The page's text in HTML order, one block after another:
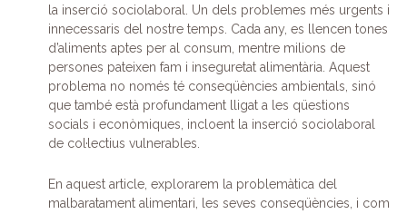
la inserció sociolaboral. Un dels problemes més urgents i
innecessaris del nostre temps. Cada any, es llencen tones
d’aliments aptes per al consum, mentre milions de
persones pateixen fam i inseguretat alimentària. Aquest
problema no només té conseqüències ambientals, sinó
que també està profundament lligat a les qüestions
socials i econòmiques, incloent la inserció sociolaboral
de col·lectius vulnerables.
En aquest article, explorarem la problemàtica del
malbaratament alimentari, les seves conseqüències, i com